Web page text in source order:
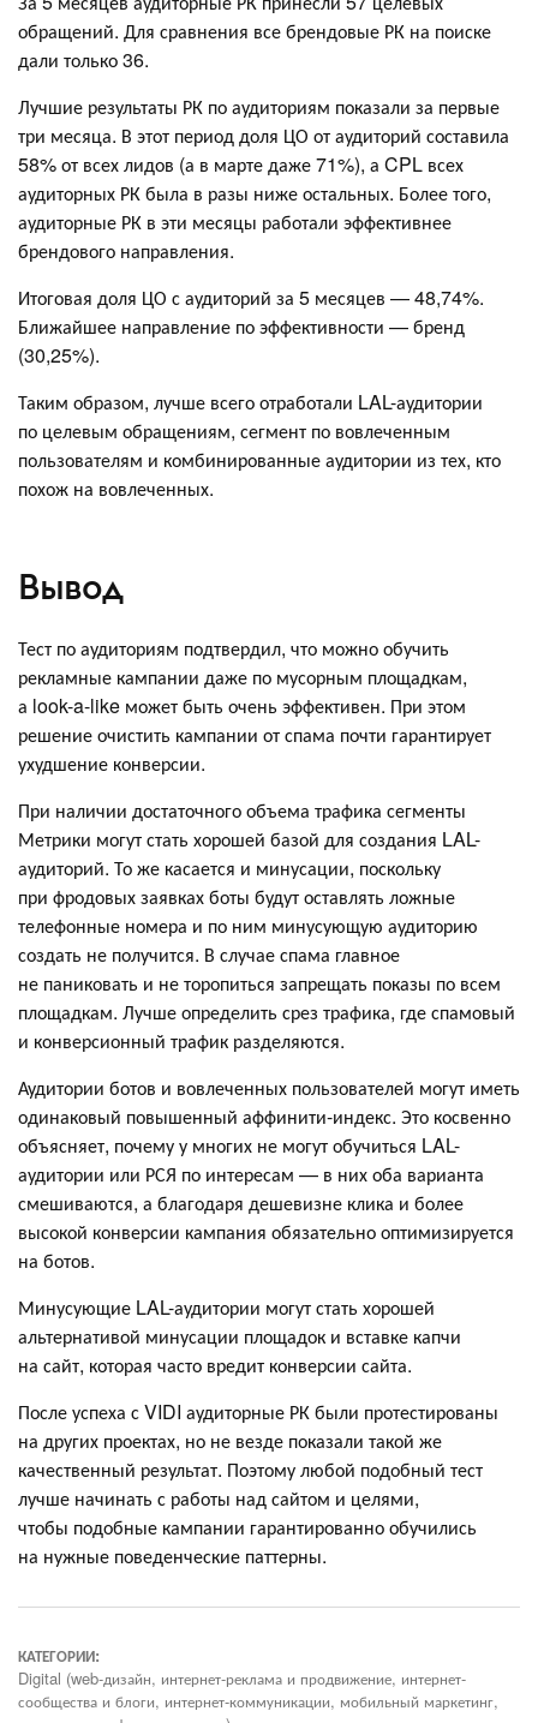
обращений. Для сравнения все брендовые РК на поиске
дали только 36.
Лучшие результаты РК по аудиториям показали за первые
три месяца. В этот период доля ЦО от аудиторий составила
58% от всех лидов (а в марте даже 71%), а CPL всех
аудиторных РК была в разы ниже остальных. Более того,
аудиторные РК в эти месяцы работали эффективнее
брендового направления.
Итоговая доля ЦО с аудиторий за 5 месяцев — 48,74%.
Ближайшее направление по эффективности — бренд
(30,25%).
Таким образом, лучше всего отработали LAL-аудитории
по целевым обращениям, сегмент по вовлеченным
пользователям и комбинированные аудитории из тех, кто
похож на вовлеченных.
Вывод
Тест по аудиториям подтвердил, что можно обучить
рекламные кампании даже по мусорным площадкам,
а look-a-like может быть очень эффективен. При этом
решение очистить кампании от спама почти гарантирует
ухудшение конверсии.
При наличии достаточного объема трафика сегменты
Метрики могут стать хорошей базой для создания LAL-
аудиторий. То же касается и минусации, поскольку
при фродовых заявках боты будут оставлять ложные
телефонные номера и по ним минусующую аудиторию
создать не получится. В случае спама главное
не паниковать и не торопиться запрещать показы по всем
площадкам. Лучше определить срез трафика, где спамовый
и конверсионный трафик разделяются.
Аудитории ботов и вовлеченных пользователей могут иметь
одинаковый повышенный аффинити-индекс. Это косвенно
объясняет, почему у многих не могут обучиться LAL-
аудитории или РСЯ по интересам — в них оба варианта
смешиваются, а благодаря дешевизне клика и более
высокой конверсии кампания обязательно оптимизируется
на ботов.
Минусующие LAL-аудитории могут стать хорошей
альтернативой минусации площадок и вставке капчи
на сайт, которая часто вредит конверсии сайта.
После успеха с VIDI аудиторные РК были протестированы
на других проектах, но не везде показали такой же
качественный результат. Поэтому любой подобный тест
лучше начинать с работы над сайтом и целями,
чтобы подобные кампании гарантированно обучились
на нужные поведенческие паттерны.
КАТЕГОРИИ:
Digital (web-дизайн, интернет-реклама и продвижение, интернет-
сообщества и блоги, интернет-коммуникации, мобильный маркетинг,